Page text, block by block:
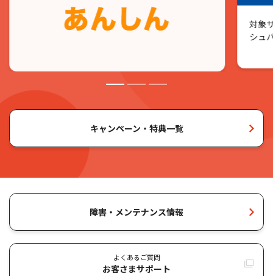
安心サポートで快適インターネット！
J:COM PHONE（同軸）
対象
シュ
キャンペーン・特典一覧
障害・メンテナンス情報
よくあるご質問
お客さまサポート